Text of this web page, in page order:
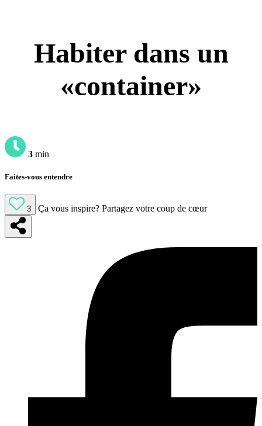
Habiter dans un
«container»
3 min
Faites-vous entendre
3 Ça vous inspire? Partagez votre coup de cœur